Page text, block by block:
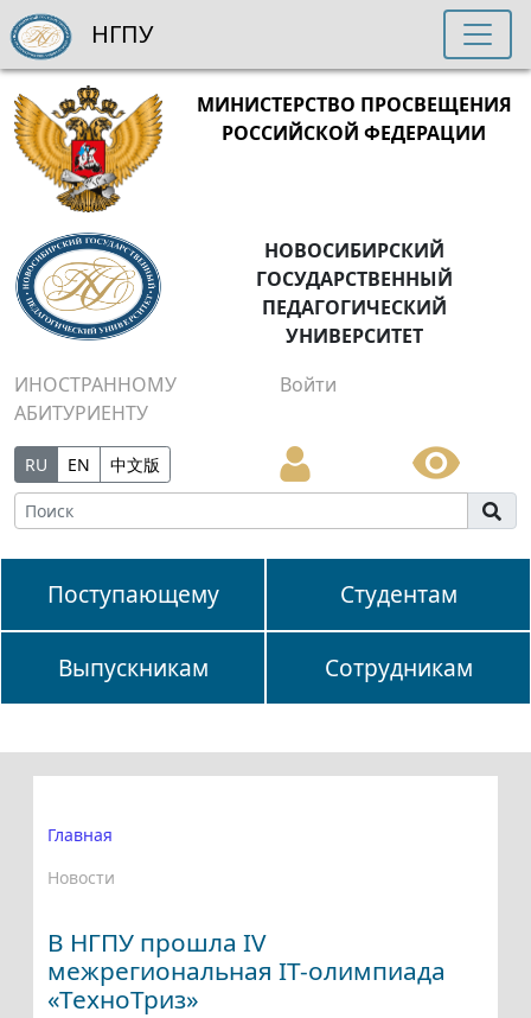
МИНИСТЕРСТВО ПРОСВЕЩЕНИЯ
РОССИЙСКОЙ ФЕДЕРАЦИИ
НОВОСИБИРСКИЙ
ГОСУДАРСТВЕННЫЙ
ПЕДАГОГИЧЕСКИЙ
УНИВЕРСИТЕТ
ИНОСТРАННОМУ
АБИТУРИЕНТУ
Войти
RU EN 中文版
Поступающему Студентам
Выпускникам Сотрудникам
НГПУ
Главная
Новости
В НГПУ прошла IV
межрегиональная IT-олимпиада
«ТехноТриз»